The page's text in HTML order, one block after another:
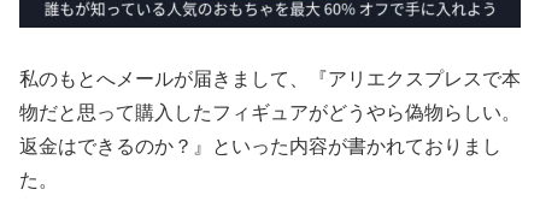
私のもとへメールが届きまして、『アリエクスプレスで本
物だと思って購入したフィギュアがどうやら偽物らしい。
返金はできるのか？』といった内容が書かれておりまし
た。